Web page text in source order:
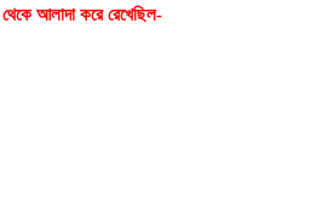
আলাদা করে রেখেছিল-